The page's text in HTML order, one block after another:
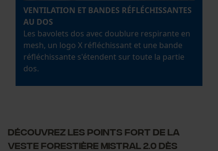
VENTILATION ET BANDES RÉFLÉCHISSANTES
AU DOS
Les bavolets dos avec doublure respirante en
mesh, un logo X réfléchissant et une bande
réfléchissante s'étendent sur toute la partie
dos.
DÉCOUVREZ LES POINTS FORT DE LA
VESTE FORESTIÈRE MISTRAL 2.0 DÈS